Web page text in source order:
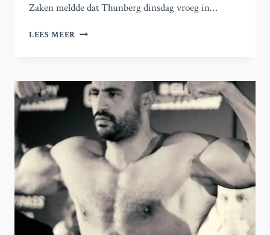
Zaken meldde dat Thunberg dinsdag vroeg in…
LEES MEER ISRAËL
UIT
VAN
ONDERSCHEPTE
MADLEEN
WEG
NAAR
GAZA,
ANDEREN
VASTGENOMEN